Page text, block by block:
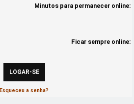
Minutos para permanecer online:
Ficar sempre online:
Esqueceu a senha?